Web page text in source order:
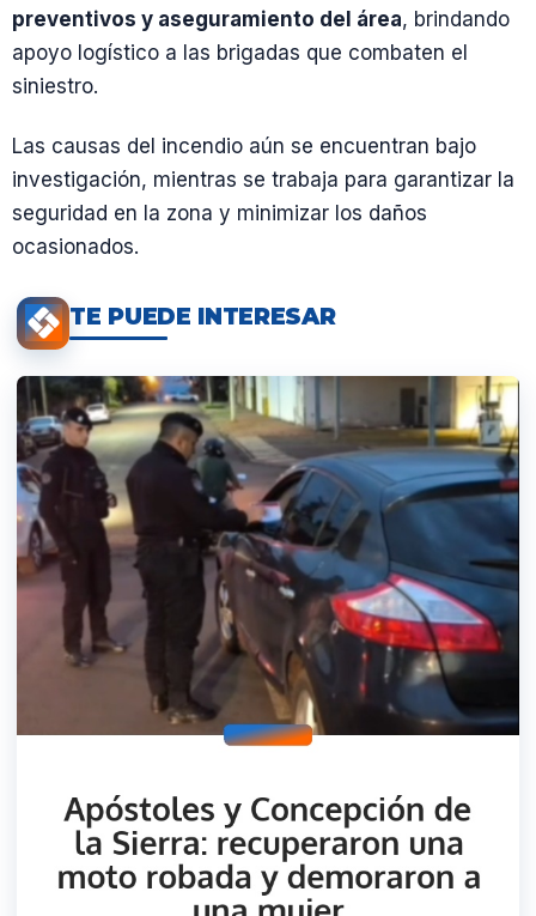
preventivos y aseguramiento del área, brindando
apoyo logístico a las brigadas que combaten el
siniestro.
Las causas del incendio aún se encuentran bajo
investigación, mientras se trabaja para garantizar la
seguridad en la zona y minimizar los daños
ocasionados.
TE PUEDE INTERESAR